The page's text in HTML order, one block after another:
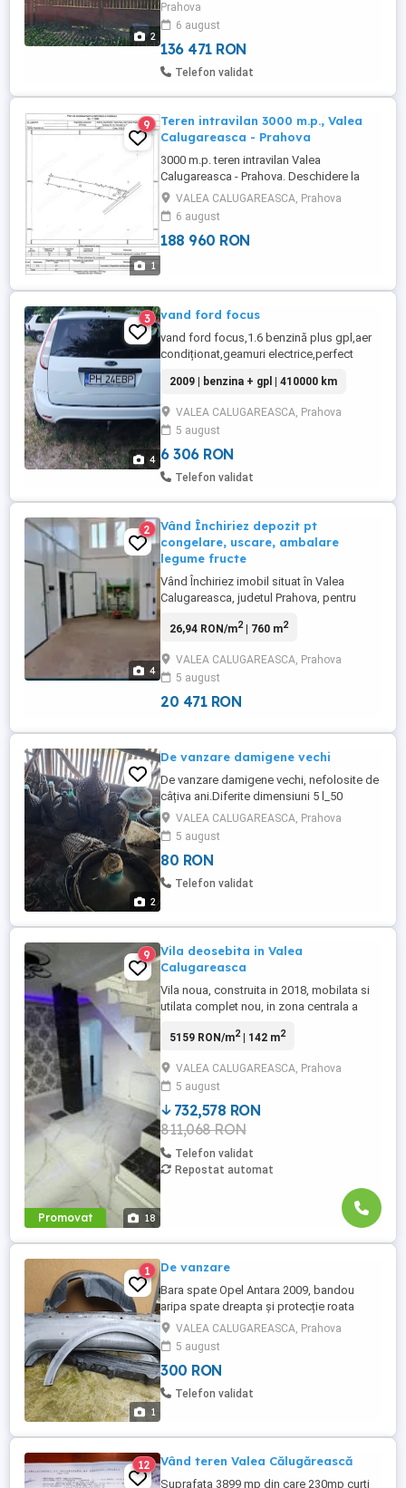
2
Prahova
6 august
136 471 RON
Telefon validat
1
9
Teren intravilan 3000 m.p., Valea
Calugareasca - Prahova
3000 m.p. teren intravilan Valea
Calugareasca - Prahova. Deschidere la
drum 27 m, drum asfaltat, utilitati
disponibile: gaze, apa, curent, cablu,
internet.
VALEA CALUGAREASCA, Prahova
6 august
188 960 RON
4
3 vand ford focus
vand ford focus,1.6 benzină plus gpl,aer
condiționat,geamuri electrice,perfect
negociabil
2009 | benzina + gpl | 410000 km
VALEA CALUGAREASCA, Prahova
5 august
6 306 RON
Telefon validat
4
2
Vând Închiriez depozit pt
congelare, uscare, ambalare
legume fructe
Vând Închiriez imobil situat în Valea
Calugareasca, judetul Prahova, pentru
uscare, ambalare legume fructe, în
zona de filtru decontaminare angajați -
zone separate bărbați femei, sala de
ambalare procesare, multiple zone de ...
26,94 RON/m2| 760 m2
VALEA CALUGAREASCA, Prahova
5 august
20 471 RON
2
De vanzare damigene vechi
De vanzare damigene vechi, nefolosite de
câțiva ani.Diferite dimensiuni 5 l_50
l.Discutam la fata locului.
VALEA CALUGAREASCA, Prahova
5 august
80 RON
Telefon validat
Promovat 18
9
Vila deosebita in Valea
Calugareasca
Vila noua, construita in 2018, mobilata si
utilata complet nou, in zona centrala a
3 dormitoare, dresing, living, baie,
de 420 mp, si o suprafata utila 140 mp,
totul la doar 140000 euro, negociabil.
Telefon 072646128 ...
5159 RON/m2| 142 m2
VALEA CALUGAREASCA, Prahova
5 august
732,578 RON
811,068 RON
Telefon validat
Repostat automat
1
1 De vanzare
Bara spate Opel Antara 2009, bandou
aripa spate dreapta și protecție roata
dreapta spate
VALEA CALUGAREASCA, Prahova
5 august
300 RON
Telefon validat
12 Vând teren Valea Călugărească
Suprafata 3899 mp din care 230mp curti